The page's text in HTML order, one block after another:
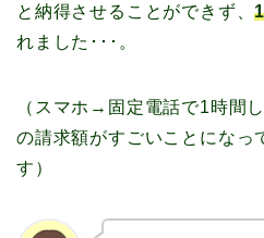
と納得させることができず、
れました･･･。
（スマホ→固定電話で1時間
の請求額がすごいことになっ
す）